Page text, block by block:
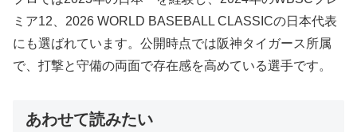
ミア12、2026 WORLD BASEBALL CLASSICの日本代表
にも選ばれています。公開時点では阪神タイガース所属
で、打撃と守備の両面で存在感を高めている選手です。
あわせて読みたい